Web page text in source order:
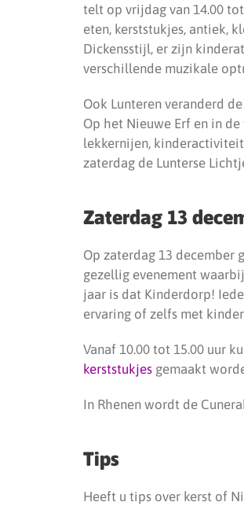
telt op vrijdag van 14.00
eten, kerststukjes, antiek,
Dickensstijl, er zijn
verschillende muzikale
Ook Lunteren veranderd
Op het Nieuwe Erf en in
lekkernijen,
zaterdag de Lunterse
Zaterdag 13
Op zaterdag 13 december
gezellig evenement
jaar is dat Kinderdorp!
ervaring of zelfs met
Vanaf 10.00 tot 15.00 uur
kerststukjes gemaakt
In Rhenen wordt de
Tips
Heeft u tips over kerst of